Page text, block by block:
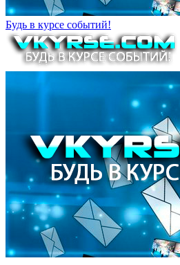
Будь в курсе событий!